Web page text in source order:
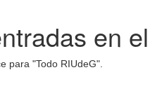
en
para "Todo RIUdeG".